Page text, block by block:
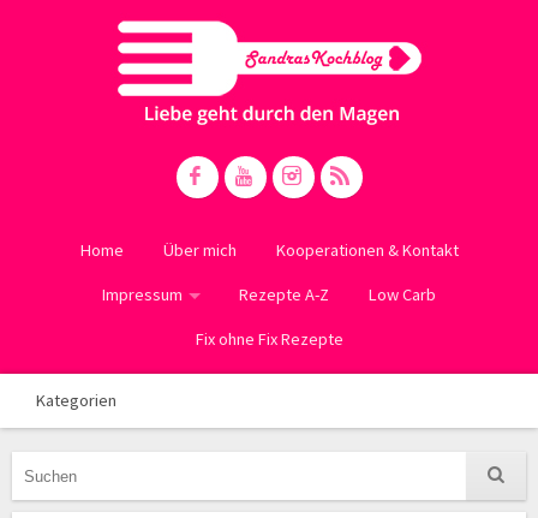
Home Über mich Kooperationen & Kontakt
Impressum Rezepte A-Z Low Carb
Fix ohne Fix Rezepte
Kategorien